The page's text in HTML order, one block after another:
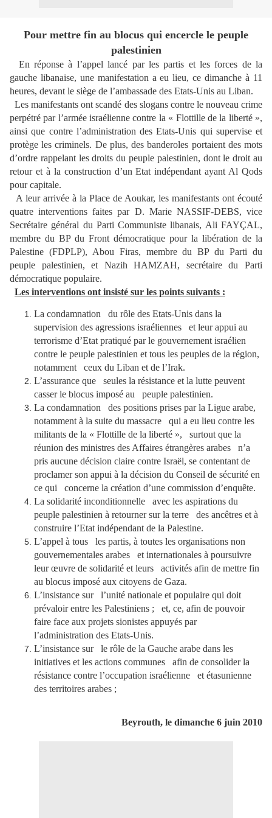
Pour mettre fin au blocus qui encercle le peuple
palestinien
En réponse à l’appel lancé par les partis et les forces de la
gauche libanaise, une manifestation a eu lieu, ce dimanche à 11
heures, devant le siège de l’ambassade des Etats-Unis au Liban.
Les manifestants ont scandé des slogans contre le nouveau crime
perpétré par l’armée israélienne contre la « Flottille de la liberté »,
ainsi que contre l’administration des Etats-Unis qui supervise et
protège les criminels. De plus, des banderoles portaient des mots
d’ordre rappelant les droits du peuple palestinien, dont le droit au
retour et à la construction d’un Etat indépendant ayant Al Qods
pour capitale.
A leur arrivée à la Place de Aoukar, les manifestants ont écouté
quatre interventions faites par D. Marie NASSIF-DEBS, vice
Secrétaire général du Parti Communiste libanais, Ali FAYÇAL,
membre du BP du Front démocratique pour la libération de la
Palestine (FDPLP), Abou Firas, membre du BP du Parti du
peuple palestinien, et Nazih HAMZAH, secrétaire du Parti
démocratique populaire.
Les interventions ont insisté sur les points suivants :
La condamnation du rôle des Etats-Unis dans la
supervision des agressions israéliennes et leur appui au
terrorisme d’Etat pratiqué par le gouvernement israélien
contre le peuple palestinien et tous les peuples de la région,
notamment ceux du Liban et de l’Irak.
L’assurance que seules la résistance et la lutte peuvent
casser le blocus imposé au peuple palestinien.
La condamnation des positions prises par la Ligue arabe,
notamment à la suite du massacre qui a eu lieu contre les
militants de la « Flottille de la liberté », surtout que la
réunion des ministres des Affaires étrangères arabes n’a
pris aucune décision claire contre Israël, se contentant de
proclamer son appui à la décision du Conseil de sécurité en
ce qui concerne la création d’une commission d’enquête.
La solidarité inconditionnelle avec les aspirations du
peuple palestinien à retourner sur la terre des ancêtres et à
construire l’Etat indépendant de la Palestine.
L’appel à tous les partis, à toutes les organisations non
gouvernementales arabes et internationales à poursuivre
leur œuvre de solidarité et leurs activités afin de mettre fin
au blocus imposé aux citoyens de Gaza.
L’insistance sur l’unité nationale et populaire qui doit
prévaloir entre les Palestiniens ; et, ce, afin de pouvoir
faire face aux projets sionistes appuyés par
l’administration des Etats-Unis.
L’insistance sur le rôle de la Gauche arabe dans les
initiatives et les actions communes afin de consolider la
résistance contre l’occupation israélienne et étasunienne
des territoires arabes ;
Beyrouth, le dimanche 6 juin 2010